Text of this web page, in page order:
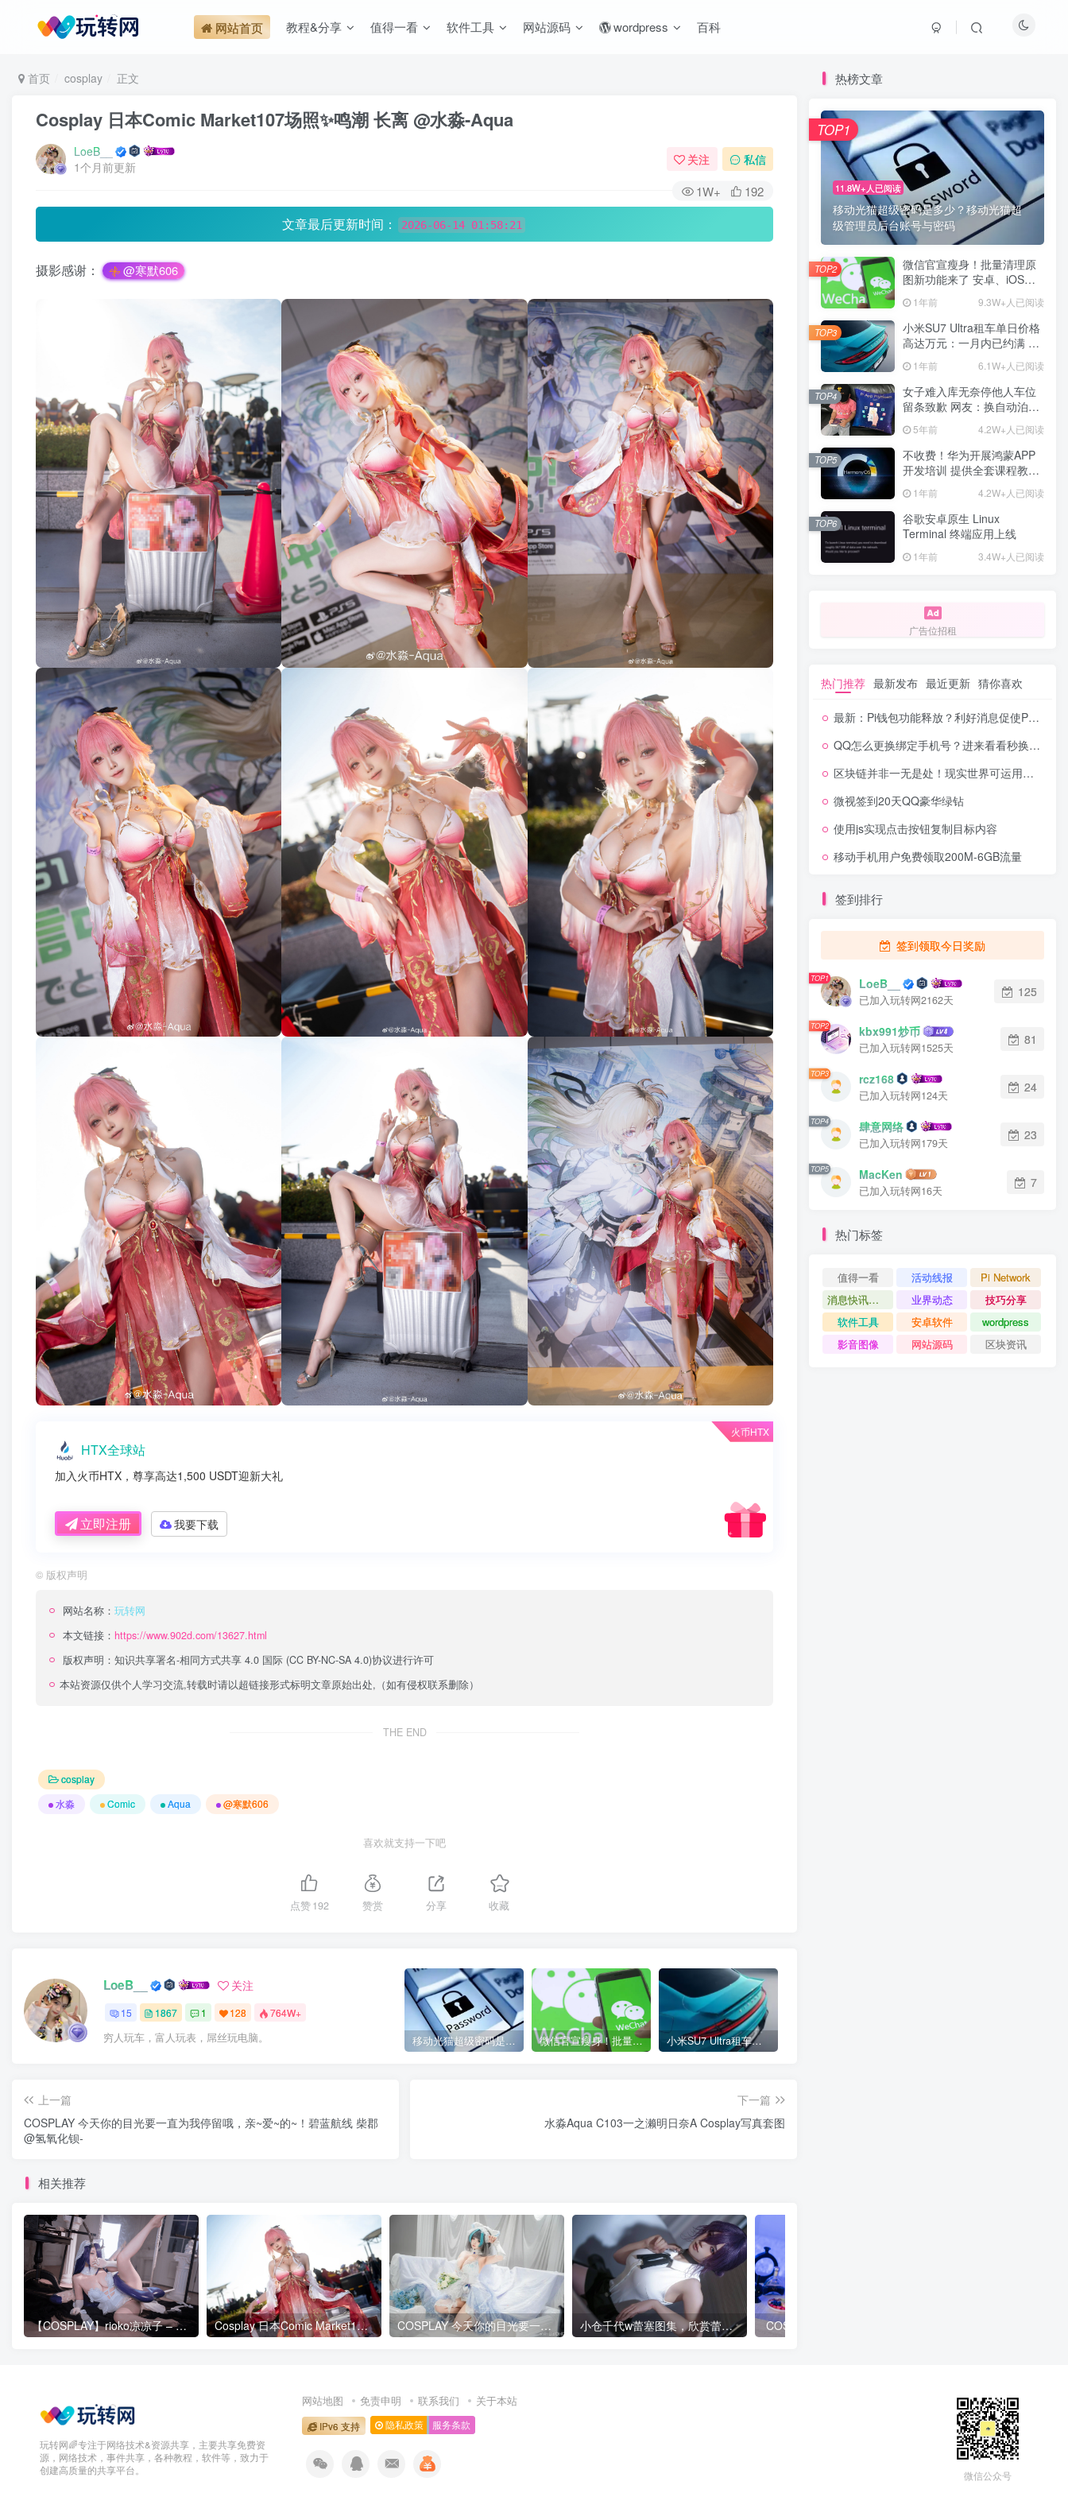
网站首页 教程&分享 值得一看 软件工具 网站源码 wordpress 百科
首页 cosplay 正文
Cosplay 日本Comic Market107场照✨鸣潮 长离 @水淼-Aqua
LoeB__
1个月前更新
关注 私信
1W+ 192
文章最后更新时间： 2026-06-14 01:58:21
摄影感谢： @寒默606
火币HTX
HTX全球站
加入火币HTX，尊享高达1,500 USDT迎新大礼
立即注册 我要下载
© 版权声明
网站名称： 玩转网
本文链接： https://www.902d.com/13627.html
版权声明： 知识共享署名-相同方式共享 4.0 国际 (CC BY-NC-SA 4.0)协议进行许可
本站资源仅供个人学习交流,转载时请以超链接形式标明文章原始出处,（如有侵权联系删除）
THE END
cosplay
水淼
Comic Aqua @寒默606
喜欢就支持一下吧
点赞192 赞赏 分享 收藏
LoeB__ 关注
15 1867 1 128 764W+
穷人玩车，富人玩表，屌丝玩电脑。 移动光猫超级密码是多少？移动光猫超级管理员后台账号与密码 微信官宣瘦身！批量清理原图新功能来了 安卓、iOS均可使用 小米SU7 Ultra租车单日价格高达万元：一月内已约满 预计一年回本
上一篇
COSPLAY 今天你的目光要一直为我停留哦，亲~爱~的~！碧蓝航线 柴郡
@氢氧化钡-
下一篇
水淼Aqua C103一之濑明日奈A Cosplay写真套图
相关推荐
【COSPLAY】rioko凉凉子 – 碧蓝航线 金鹿号 Cosplay 日本Comic Market107场照✨鸣潮 长离 @水淼-Aqua COSPLAY 今天你的目光要一直为我停留哦，亲~爱~的~！碧蓝航线 柴郡@氢氧化钡- 小仓千代w蕾塞图集，欣赏蕾丝肉臀水蛇腰~
热榜文章
11.8W+人已阅读
移动光猫超级密码是多少？移动光猫超
级管理员后台账号与密码
TOP1
微信官宣瘦身！批量清理原
图新功能来了 安卓、iOS均
1年前 9.3W+人已阅读
TOP2
小米SU7 Ultra租车单日价格
高达万元：一月内已约满 预
1年前 6.1W+人已阅读
TOP3
女子难入库无奈停他人车位
留条致歉 网友：换自动泊车
5年前 4.2W+人已阅读
TOP4
不收费！华为开展鸿蒙APP
开发培训 提供全套课程教学
1年前 4.2W+人已阅读
TOP5
谷歌安卓原生 Linux
Terminal 终端应用上线
1年前 3.4W+人已阅读
TOP6
广告位招租
热门推荐 最新发布 最近更新 猜你喜欢
最新：Pi钱包功能释放？利好消息促使Pi加速主网！你的币够吗？
QQ怎么更换绑定手机号？进来看看秒换手机绑定教程
区块链并非一无是处！现实世界可运用区块链强化数字韧性防范黑客
微视签到20天QQ豪华绿钻
使用js实现点击按钮复制目标内容
移动手机用户免费领取200M-6GB流量
签到排行
签到领取今日奖励
TOP1 LoeB__
已加入玩转网2162天
125
TOP2 kbx991炒币
已加入玩转网1525天
81
TOP3 rcz168
已加入玩转网124天
24
TOP4 肆意网络
已加入玩转网179天
23
TOP5 MacKen
已加入玩转网16天
7
热门标签
值得一看 活动线报
Pi Network
消息快讯查看更多 》》
业界动态
技巧分享
软件工具
安卓软件
wordpress
影音图像
网站源码 区块资讯
玩转网🌈专注于网络技术&资源共享，主要共享免费资
源，网络技术，事件共享，各种教程，软件等，致力于
创建高质量的共享平台。
网站地图 免责申明 联系我们 关于本站
IPv6 支持 隐私政策 服务条款
微信公众号